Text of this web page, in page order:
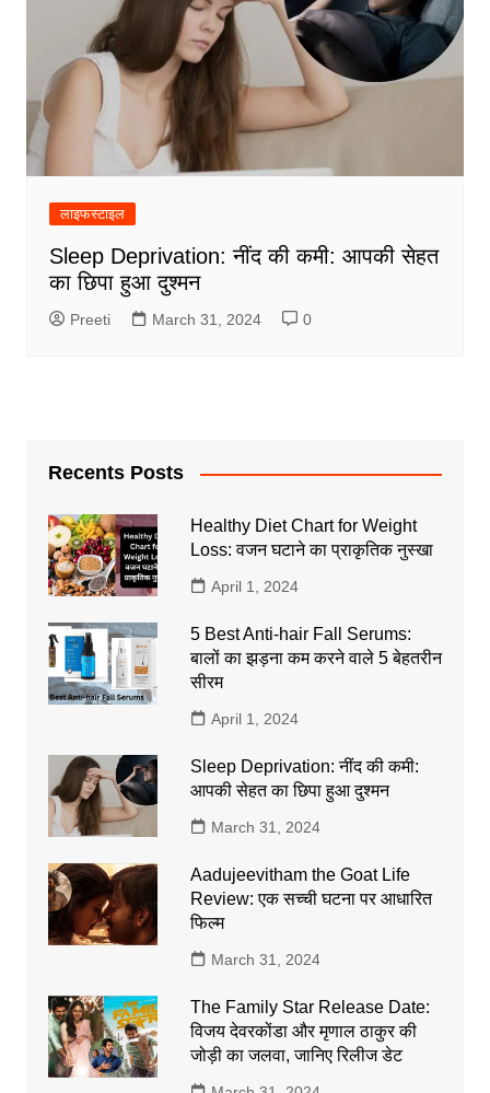
लाइफस्टाइल
Sleep Deprivation: नींद की कमी: आपकी सेहत
का छिपा हुआ दुश्मन
Preeti March 31, 2024 0
Recents Posts
Healthy Diet Chart for Weight
Loss: वजन घटाने का प्राकृतिक नुस्खा
April 1, 2024
5 Best Anti-hair Fall Serums:
बालों का झड़ना कम करने वाले 5 बेहतरीन
सीरम
April 1, 2024
Sleep Deprivation: नींद की कमी:
आपकी सेहत का छिपा हुआ दुश्मन
March 31, 2024
Aadujeevitham the Goat Life
Review: एक सच्ची घटना पर आधारित
फिल्म
March 31, 2024
The Family Star Release Date:
विजय देवरकोंडा और मृणाल ठाकुर की
जोड़ी का जलवा, जानिए रिलीज डेट